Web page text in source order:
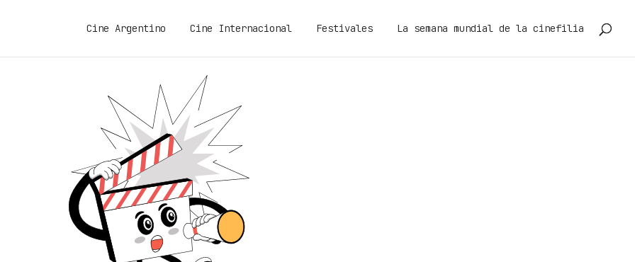
Cine Argentino Cine Internacional Festivales La semana mundial de la cinefilia